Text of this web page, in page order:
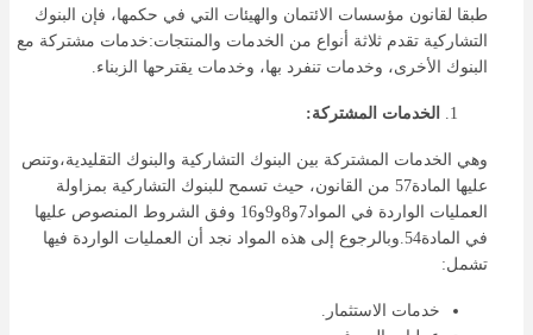
طبقا لقانون مؤسسات الائتمان والهيئات التي في حكمها، فإن البنوك
التشاركية تقدم ثلاثة أنواع من الخدمات والمنتجات:خدمات مشتركة مع
البنوك الأخرى، وخدمات تنفرد بها، وخدمات يقترحها الزبناء.
الخدمات المشتركة:
وهي الخدمات المشتركة بين البنوك التشاركية والبنوك التقليدية،وتنص
عليها المادة57 من القانون، حيث تسمح للبنوك التشاركية بمزاولة
العمليات الواردة في المواد7و8و9و16 وفق الشروط المنصوص عليها
في المادة54.وبالرجوع إلى هذه المواد نجد أن العمليات الواردة فيها
تشمل:
خدمات الاستثمار.